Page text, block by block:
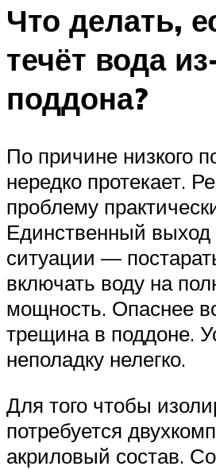
Что делать,
течёт вода
поддона?
По причине низкого
нередко протекает.
проблему
Единственный выход
ситуации —
включать воду на
мощность. Опаснее
трещина в поддоне.
неполадку нелегко.
Для того чтобы
потребуется
акриловый состав.